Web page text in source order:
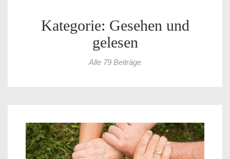
Kategorie: Gesehen und
gelesen
Alle 79 Beiträge